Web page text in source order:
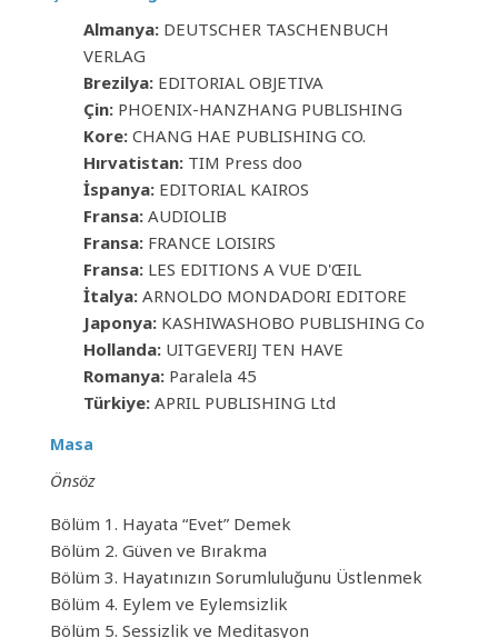
Almanya:DEUTSCHER TASCHENBUCH
VERLAG
Brezilya:EDITORIAL OBJETIVA
Çin:PHOENIX-HANZHANG PUBLISHING
Kore:CHANG HAE PUBLISHING CO.
Hırvatistan:TIM Press doo
İspanya:EDITORIAL KAIROS
Fransa:AUDIOLIB
Fransa:FRANCE LOISIRS
Fransa:LES EDITIONS A VUE D'ŒIL
İtalya:ARNOLDO MONDADORI EDITORE
Japonya:KASHIWASHOBO PUBLISHING Co
Hollanda:UITGEVERIJ TEN HAVE
Romanya:Paralela 45
Türkiye:APRIL PUBLISHING Ltd
Masa
Önsöz
Bölüm 1. Hayata “Evet” Demek
Bölüm 2. Güven ve Bırakma
Bölüm 3. Hayatınızın Sorumluluğunu Üstlenmek
Bölüm 4. Eylem ve Eylemsizlik
Bölüm 5. Sessizlik ve Meditasyon